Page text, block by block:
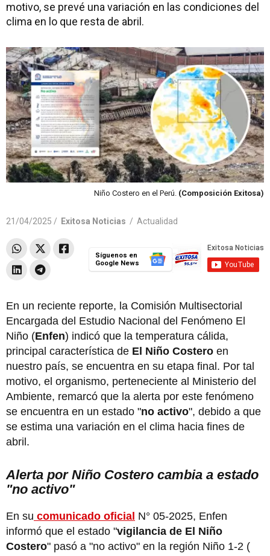
motivo, se prevé una variación en las condiciones del
clima en lo que resta de abril.
Niño Costero en el Perú. (Composición Exitosa)
21/04/2025 / Exitosa Noticias / Actualidad
Síguenos en
Google News
En un reciente reporte, la Comisión Multisectorial
Encargada del Estudio Nacional del Fenómeno El
Niño (Enfen) indicó que la temperatura cálida,
principal característica de El Niño Costero en
nuestro país, se encuentra en su etapa final. Por tal
motivo, el organismo, perteneciente al Ministerio del
Ambiente, remarcó que la alerta por este fenómeno
se encuentra en un estado "no activo", debido a que
se estima una variación en el clima hacia fines de
abril.
Alerta por Niño Costero cambia a estado
"no activo"
En su comunicado oficial N° 05-2025, Enfen
informó que el estado "vigilancia de El Niño
Costero" pasó a "no activo" en la región Niño 1-2 (